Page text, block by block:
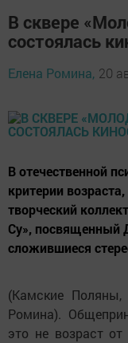
В сквере
состоялась
Елена Ромина, 20
В отечественной
критерии
творческий
Су», посвященный
сложившиеся
(Камские
Ромина).
это не возраст